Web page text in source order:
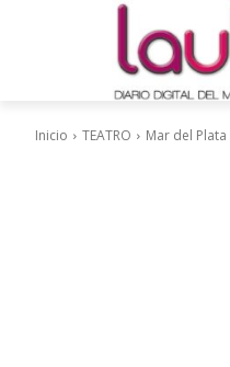
Inicio TEATRO
Mar del